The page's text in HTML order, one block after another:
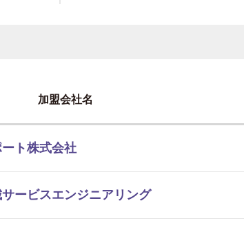
加盟会社名
ト株式会社
ービスエンジニアリング